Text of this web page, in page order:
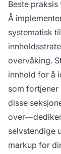
Beste
Å
systematisk
overvåking.
innhold for å
som
disse
selvstendige
markup for